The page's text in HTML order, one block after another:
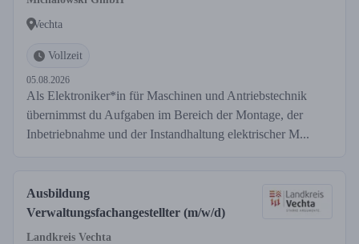
Vechta
Vollzeit
05.08.2026
Als Elektroniker*in für Maschinen und Antriebstechnik
übernimmst du Aufgaben im Bereich der Montage, der
Inbetriebnahme und der Instandhaltung elektrischer M...
Ausbildung
Verwaltungsfachangestellter (m/w/d)
Landkreis Vechta